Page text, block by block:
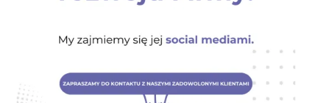
indywidualnych Zamówień. Klient ma prawo do
Usługi nie spełniają wymogów określonych w
zaakceptowanymi warunkami. 1. Klient ma prawo
zgłosić reklamację w terminie 7 dni roboczych od